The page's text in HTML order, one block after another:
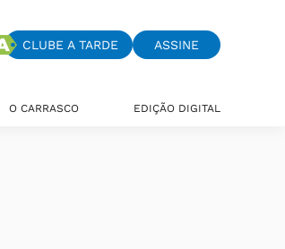
CLUBE A TARDE ASSINE
O CARRASCO EDIÇÃO DIGITAL